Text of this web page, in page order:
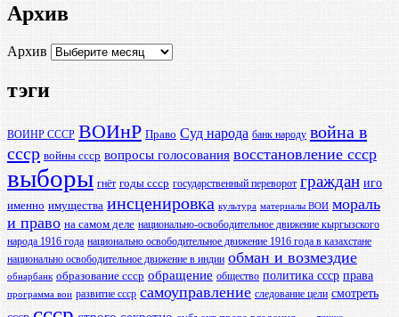
Архив
Архив
тэги
ВОИНР СССР ВОИнР Право Суд народа банк народу война в
ссср войны ссср вопросы голосования восстановление ссср
выборы гнёт годы ссср государственный переворот граждан иго
именно имущества инсценировка культура материалы ВОИ мораль
и право на самом деле национально-освободительное движение кыргызского
народа 1916 года национально освободительное движение 1916 года в казахстане
национально освободительное движение в индии обман и возмездие
обнарбанк образование ссср обращение общество политика ссср права
программа вои развитие ссср самоуправление следование цели смотреть